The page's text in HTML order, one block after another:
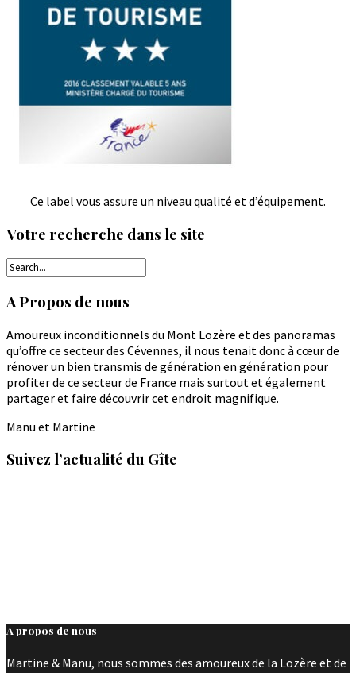
Ce label vous assure un niveau qualité et d’équipement.
Votre recherche dans le site
A Propos de nous
Amoureux inconditionnels du Mont Lozère et des panoramas
qu’offre ce secteur des Cévennes, il nous tenait donc à cœur de
rénover un bien transmis de génération en génération pour
profiter de ce secteur de France mais surtout et également
partager et faire découvrir cet endroit magnifique.
Manu et Martine
Suivez l’actualité du Gîte
A propos de nous
Martine & Manu, nous sommes des amoureux de la Lozère et de